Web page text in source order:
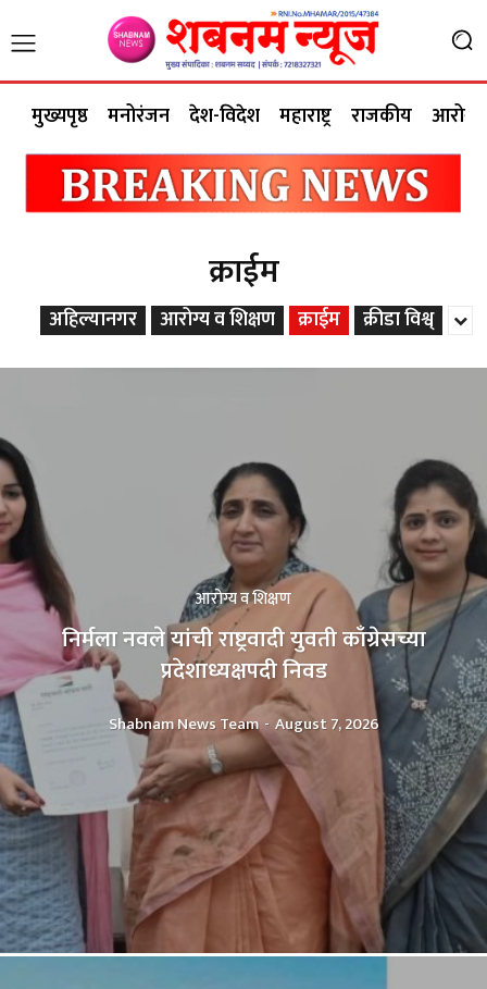
मुख्यपृष्ठ मनोरंजन देश-विदेश महाराष्ट्र राजकीय आरोग्य
क्राईम
अहिल्यानगर आरोग्य व शिक्षण क्राईम क्रीडा विश्व्
आरोग्य व शिक्षण
निर्मला नवले यांची राष्ट्रवादी युवती काँग्रेसच्या
प्रदेशाध्यक्षपदी निवड
Shabnam News Team - August 7, 2026